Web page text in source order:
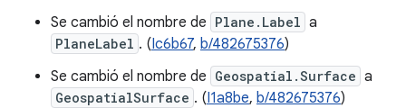
Se cambió el nombre de Plane.Label a
PlaneLabel . (Ic6b67, b/482675376)
Se cambió el nombre de Geospatial.Surface a
GeospatialSurface . (I1a8be, b/482675376)